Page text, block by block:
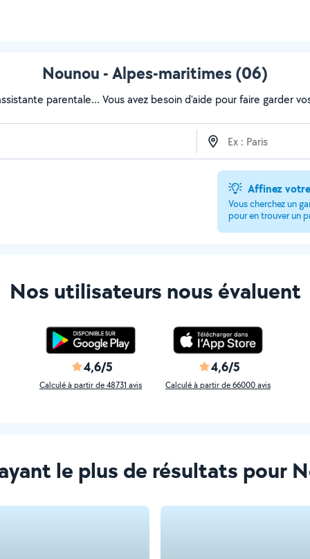
Nounou - Alpes-maritimes (06)
parentale... Vous avez besoin d'aide pour faire garder
Affinez
Vous cherchez un
pour en trouver un
Nos utilisateurs nous évaluent
4,6/5
Calculé à partir de 48731 avis
4,6/5
Calculé à partir de 66000 avis
le plus de résultats pour